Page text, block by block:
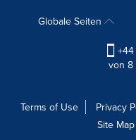
Globale Seiten
von 8
Terms of Use Privacy
Site Map